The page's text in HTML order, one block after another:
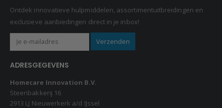
Ontdek innovatieve hulpmiddelen, assortimentuitbreidingen en
exclusieve aanbiedingen direct in je inbox!
ADRESGEGEVENS
Homecare Innovation B.V.
Steenbakkerij 16
2913 LJ Nieuwerkerk a/d IJssel